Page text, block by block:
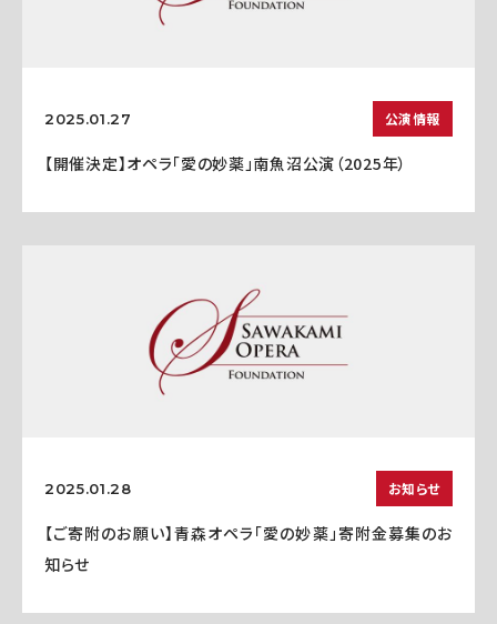
2025.01.27 公演情報
【開催決定】オペラ「愛の妙薬」南魚沼公演（2025年）
2025.01.28 お知らせ
【ご寄附のお願い】青森オペラ「愛の妙薬」寄附金募集のお
知らせ